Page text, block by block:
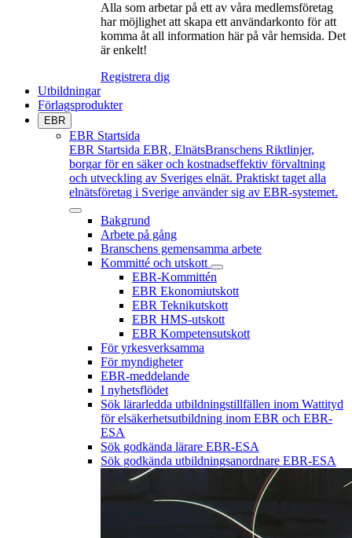
Alla som arbetar på ett av våra medlemsföretag
har möjlighet att skapa ett användarkonto för att
komma åt all information här på vår hemsida. Det
är enkelt!
Registrera dig
Utbildningar
Förlagsprodukter
EBR
EBR Startsida
EBR Startsida EBR, ElnätsBranschens Riktlinjer,
borgar för en säker och kostnadseffektiv förvaltning
och utveckling av Sveriges elnät. Praktiskt taget alla
elnätsföretag i Sverige använder sig av EBR-systemet.
Bakgrund
Arbete på gång
Branschens gemensamma arbete
Kommitté och utskott
EBR-Kommittén
EBR Ekonomiutskott
EBR Teknikutskott
EBR HMS-utskott
EBR Kompetensutskott
För yrkesverksamma
För myndigheter
EBR-meddelande
I nyhetsflödet
Sök lärarledda utbildningstillfällen inom Wattityd
för elsäkerhetsutbildning inom EBR och EBR-
ESA
Sök godkända lärare EBR-ESA
Sök godkända utbildningsanordnare EBR-ESA